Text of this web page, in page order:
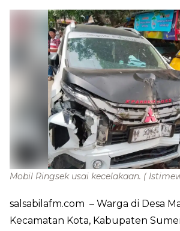
Mobil Ringsek usai kecelakaan. (
salsabilafm.com – Warga di Desa
Kecamatan Kota, Kabupaten